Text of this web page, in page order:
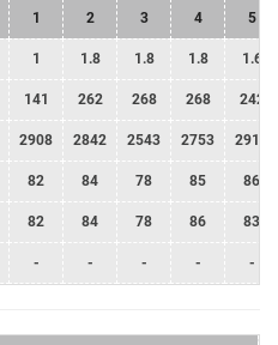
1 2 3 4 5
1 1.8 1.8 1.8 1.6
141 262 268 268 242
2908 2842 2543 2753 2915
82 84 78 85 86
82 84 78 86 83
- - - - -